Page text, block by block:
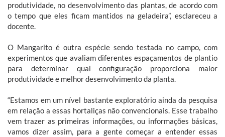
produtividade, no desenvolvimento das plantas, de acordo com
o tempo que eles ficam mantidos na geladeira”, esclareceu a
docente.
O Mangarito é outra espécie sendo testada no campo, com
experimentos que avaliam diferentes espaçamentos de plantio
para determinar qual configuração proporciona maior
produtividade e melhor desenvolvimento da planta.
“Estamos em um nível bastante exploratório ainda da pesquisa
em relação a essas hortaliças não convencionais. Esse trabalho
vem trazer as primeiras informações, ou informações básicas,
vamos dizer assim, para a gente começar a entender essas